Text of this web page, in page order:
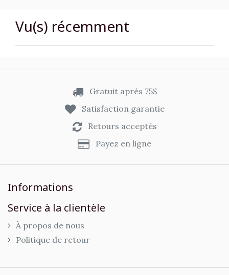
Vu(s) récemment
Gratuit après 75$
Satisfaction garantie
Retours acceptés
Payez en ligne
Informations
Service à la clientèle
À propos de nous
Politique de retour